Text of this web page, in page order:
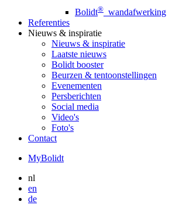
Bolidt® wandafwerking
Referenties
Nieuws & inspiratie
Nieuws & inspiratie
Laatste nieuws
Bolidt booster
Beurzen & tentoonstellingen
Evenementen
Persberichten
Social media
Video's
Foto's
Contact
MyBolidt
nl
en
de